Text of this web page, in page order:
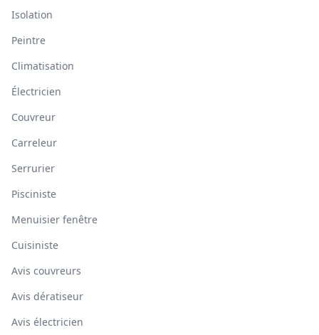
Isolation
Peintre
Climatisation
Électricien
Couvreur
Carreleur
Serrurier
Pisciniste
Menuisier fenêtre
Cuisiniste
Avis couvreurs
Avis dératiseur
Avis électricien